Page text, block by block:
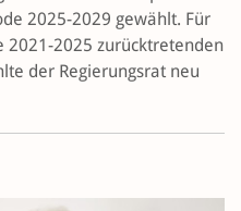
2025-2029 gewählt. Für
2021-2025 zurücktretenden
der Regierungsrat neu